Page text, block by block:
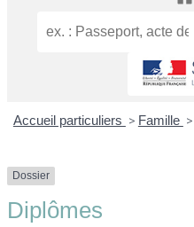
Accueil particuliers > Famille >
Dossier
Diplômes